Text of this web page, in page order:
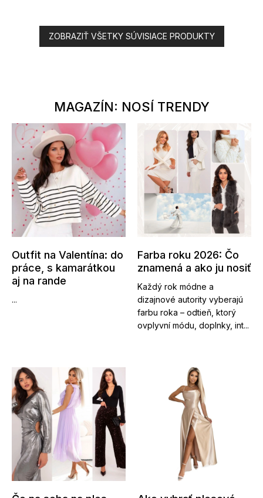
ZOBRAZIŤ VŠETKY SÚVISIACE PRODUKTY
MAGAZÍN: NOSÍ TRENDY
Outfit na Valentína: do
práce, s kamarátkou
aj na rande
...
Farba roku 2026: Čo
znamená a ako ju nosiť
Každý rok módne a
dizajnové autority vyberajú
farbu roka – odtieň, ktorý
ovplyvní módu, doplnky, int...